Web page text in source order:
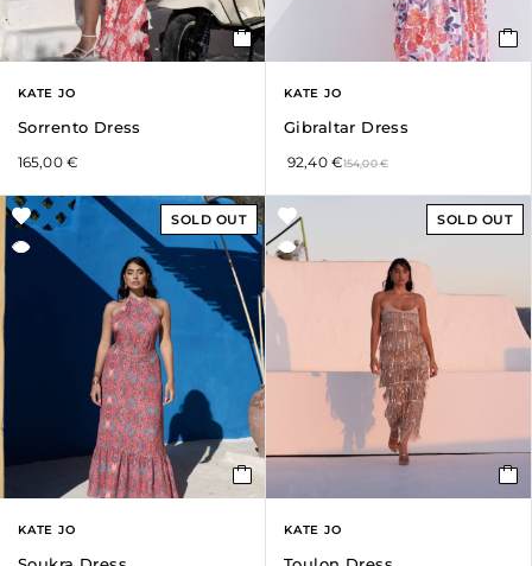
KATE JO
Sorrento Dress
165,00 €
KATE JO
Gibraltar Dress
154,00€
92,40 €
SOLD OUT
KATE JO
SOLD OUT
KATE JO